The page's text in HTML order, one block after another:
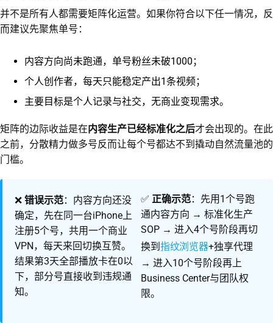
并不是所有人都需要矩阵化运营。如果你符合以下任一情况，反
而建议先聚焦单号：
内容方向尚未跑通，单号粉丝未破1000；
个人创作者，每天只能稳定产出1条视频；
主要目标是个人记录与社交，无商业变现需求。
矩阵的边际收益是在内容生产已经标准化之后才会出现的。在此
之前，分散精力做多号反而让每个号都达不到撬动自然流量池的
门槛。
❌ 错误示范：内容方向还没
确定，先在同一台iPhone上
注册5个号，共用一个商业
VPN，每天来回切换互赞。
结果第3天全部播放卡在0以
下，部分号直接收到违规通
知。
✅ 正确示范：先用1个号跑
通内容方向 → 标准化生产
SOP → 进入4个号阶段再切
换到 指纹浏览器+独享代理
→ 进入10个号阶段再上
Business Center与团队权
限。